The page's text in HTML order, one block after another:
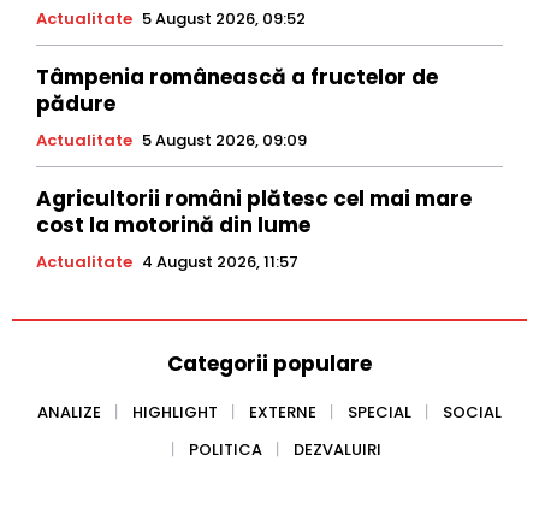
Actualitate 5 August 2026, 09:52
Tâmpenia românească a fructelor de
pădure
Actualitate 5 August 2026, 09:09
Agricultorii români plătesc cel mai mare
cost la motorină din lume
Actualitate 4 August 2026, 11:57
Categorii populare
ANALIZE HIGHLIGHT EXTERNE SPECIAL
SOCIAL
POLITICA
DEZVALUIRI